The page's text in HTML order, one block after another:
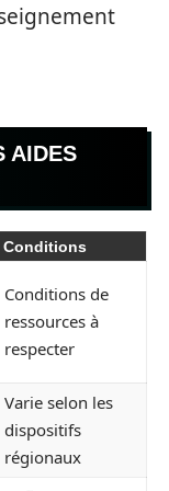
AIDES
Conditions
Conditions de
ressources à
respecter
Varie selon les
dispositifs
régionaux